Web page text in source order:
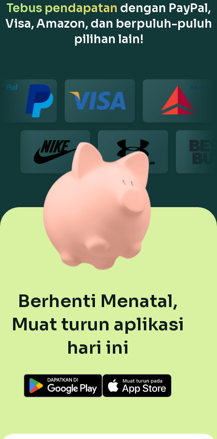
Tebus pendapatan dengan PayPal,
Visa, Amazon, dan berpuluh-puluh
pilihan lain!
Jenama Rakan Kongsi Kami
Berhenti Menatal,
Muat turun aplikasi
hari ini